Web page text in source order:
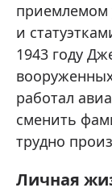
приемлемом
и
1943 году
работал
сменить
трудно
Личная